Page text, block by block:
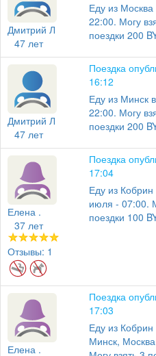
Дмитрий Л
47 лет
Еду из
22:00. Могу
поездки 200
Дмитрий Л
47 лет
Поездка
16:12
Еду из Минск
22:00. Могу
поездки 200
Елена .
37 лет
Отзывы: 1
Поездка
17:04
Еду из
июля - 07:00.
поездки 100
Елена .
Поездка
17:03
Еду из
Минск,